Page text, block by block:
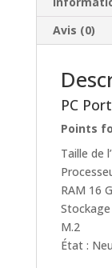
Avis (0)
PC
Points
Taille de
RAM 16
Stockage
M.2
État :